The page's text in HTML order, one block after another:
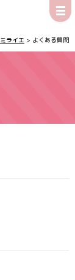
ミライエ > よくある質問